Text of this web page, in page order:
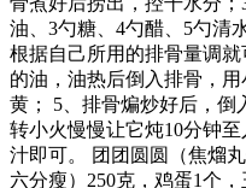
油、3勺糖、4勺醋、5勺清
根据自己所用的排骨量调
的油，油热后倒入排骨，
黄； 5、排骨煸炒好后，倒
转小火慢慢让它炖10分钟
汁即可。 团团圆圆（焦熘
六分瘦）250克，鸡蛋1个